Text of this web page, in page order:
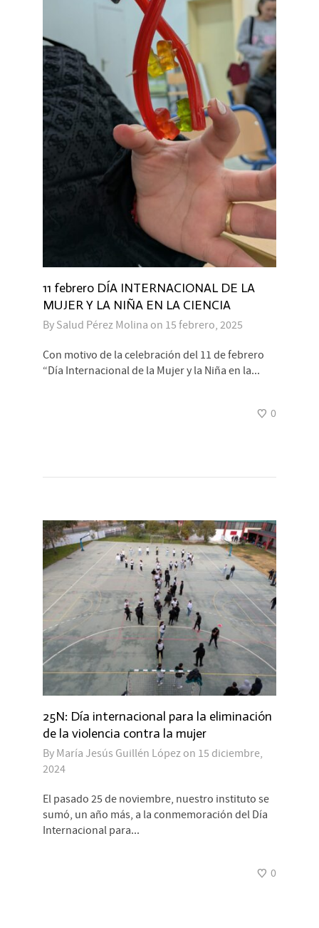
11 febrero DÍA INTERNACIONAL DE LA
MUJER Y LA NIÑA EN LA CIENCIA
By Salud Pérez Molina on 15 febrero, 2025
Con motivo de la celebración del 11 de febrero
“Día Internacional de la Mujer y la Niña en la...
0
25N: Día internacional para la eliminación
de la violencia contra la mujer
By María Jesús Guillén López on 15 diciembre,
2024
El pasado 25 de noviembre, nuestro instituto se
sumó, un año más, a la conmemoración del Día
Internacional para...
0